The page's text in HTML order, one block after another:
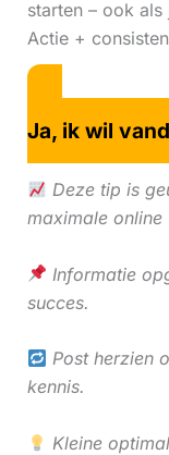
starten – ook
Actie +
Ja, ik wil
Deze tip is
maximale online
Informatie
succes.
Post herzien
kennis.
Kleine